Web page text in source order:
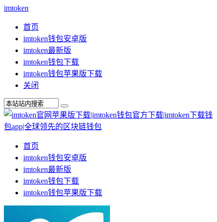
imtoken
首页
imtoken钱包安卓版
imtoken最新版
imtoken钱包下载
imtoken钱包苹果版下载
关闭
首页
imtoken钱包安卓版
imtoken最新版
imtoken钱包下载
imtoken钱包苹果版下载